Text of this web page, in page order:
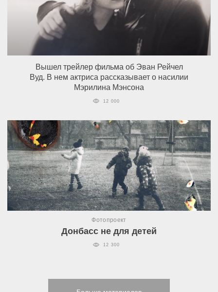
Вышел трейлер фильма об Эван Рейчел
Вуд. В нем актриса рассказывает о насилии
Мэрилина Мэнсона
12 000
Фотопроект
Донбасс не для детей
12 300